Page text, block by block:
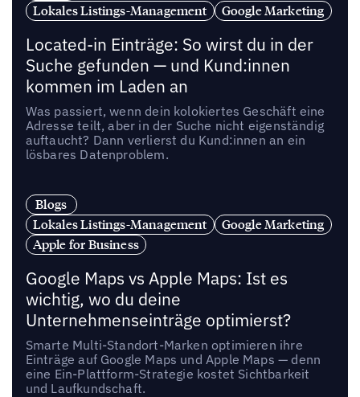
Lokales Listings-Management
Google Marketing
Located-in Einträge: So wirst du in der
Suche gefunden — und Kund:innen
kommen im Laden an
Was passiert, wenn dein kolokiertes Geschäft eine
Adresse teilt, aber in der Suche nicht eigenständig
auftaucht? Dann verlierst du Kund:innen an ein
lösbares Datenproblem.
Blogs
Lokales Listings-Management
Google Marketing
Apple for Business
Google Maps vs Apple Maps: Ist es
wichtig, wo du deine
Unternehmenseinträge optimierst?
Smarte Multi-Standort-Marken optimieren ihre
Einträge auf Google Maps und Apple Maps — denn
eine Ein-Plattform-Strategie kostet Sichtbarkeit
und Laufkundschaft.